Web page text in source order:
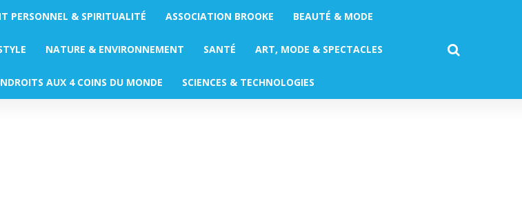
PERSONNEL & SPIRITUALITÉ ASSOCIATION BROOKE BEAUTÉ & MODE
NATURE & ENVIRONNEMENT SANTÉ ART, MODE & SPECTACLES
AUX 4 COINS DU MONDE SCIENCES & TECHNOLOGIES